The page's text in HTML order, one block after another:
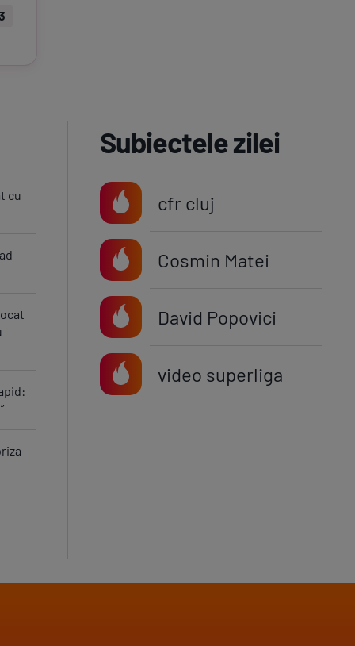
cu
-
Subiectele zilei
cfr cluj
Cosmin Matei
David Popovici
video superliga